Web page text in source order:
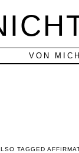
VON
TAGGED